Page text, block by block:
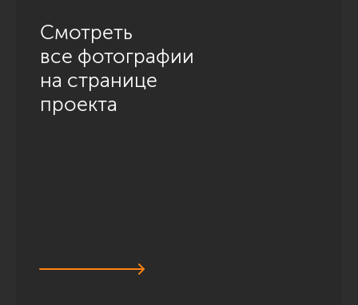
Смотреть
все фотографии
на странице
проекта